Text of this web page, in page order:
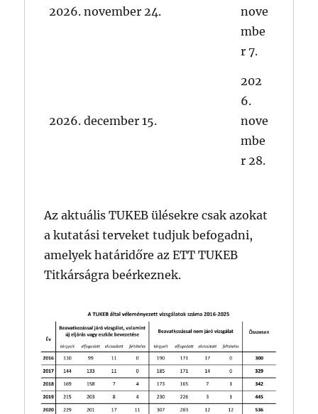
2026. november 24.
nove
mbe
r 7.
2026. december 15.
202
6.
nove
mbe
r 28.
Az aktuális TUKEB ülésekre csak azokat
a kutatási terveket tudjuk befogadni,
amelyek határidőre az ETT TUKEB
Titkárságra beérkeznek.